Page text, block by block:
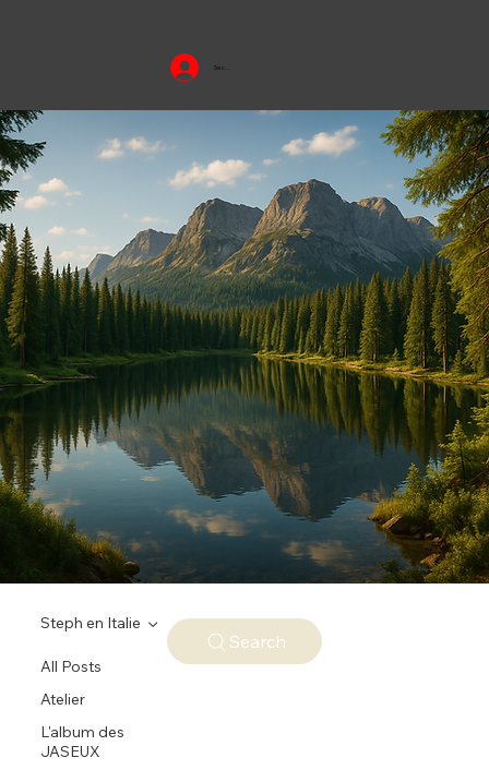
Se connecter
All Posts
Atelier
L'album des
JASEUX
Steph en Italie
Search